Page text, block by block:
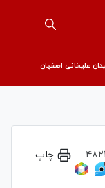
علیخانی اصفهان
چاپ